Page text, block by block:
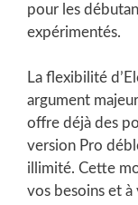
pour les
expérimentés.
La flexibilité
argument
offre déjà des
version Pro
illimité. Cette
vos besoins et